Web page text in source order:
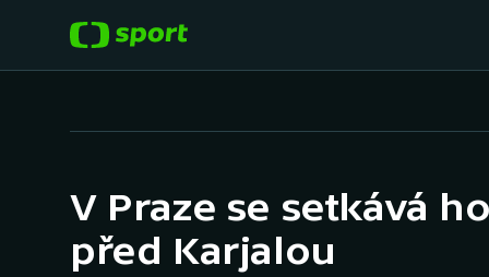
Hokej
Tenis
Baseball a softbal
V Praze se setkává
před Karjalou